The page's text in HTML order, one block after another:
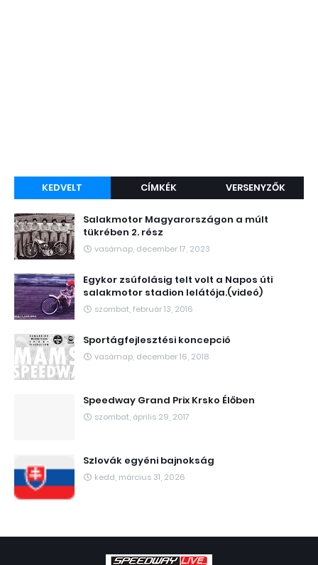
KEDVELT CÍMKÉK VERSENYZŐK
Salakmotor Magyarországon a múlt
tükrében 2. rész
vasárnap, december 17, 2023
Egykor zsúfolásig telt volt a Napos úti
salakmotor stadion lelátója.(videó)
szombat, február 13, 2016
Sportágfejlesztési koncepció
vasárnap, december 16, 2018
Speedway Grand Prix Krsko Élőben
szombat, április 29, 2017
Szlovák egyéni bajnokság
kedd, március 31, 2026